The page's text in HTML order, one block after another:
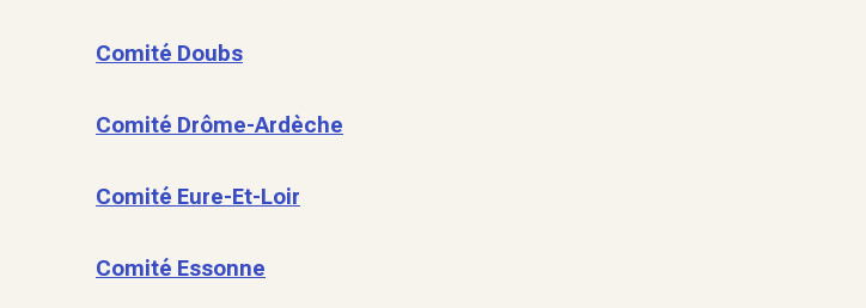
Comité Doubs
Comité Drôme-Ardèche
Comité Eure-Et-Loir
Comité Essonne